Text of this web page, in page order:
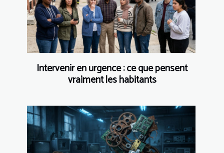
Intervenir en urgence : ce que pensent
vraiment les habitants